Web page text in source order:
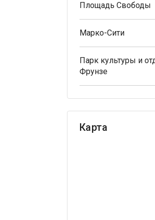
Площадь Свободы
Марко-Сити
Парк культуры и
Фрунзе
Карта